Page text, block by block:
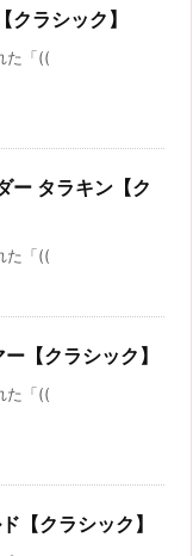
ラシック】
た「((
ー タラキン【ク
た「((
【クラシック】
た「((
【クラシック】